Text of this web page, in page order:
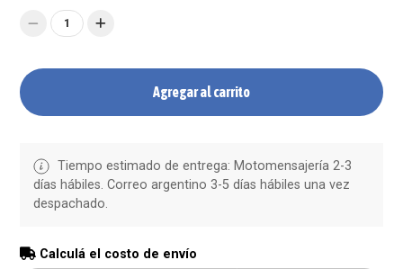
1
Agregar al carrito
Tiempo estimado de entrega: Motomensajería 2-3
días hábiles. Correo argentino 3-5 días hábiles una vez
despachado.
Calculá el costo de envío